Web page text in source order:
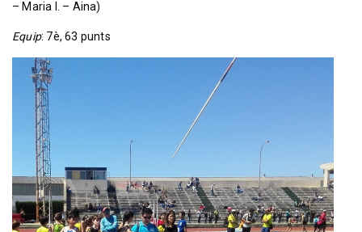
– Maria I. – Aina)
Equip: 7è, 63 punts